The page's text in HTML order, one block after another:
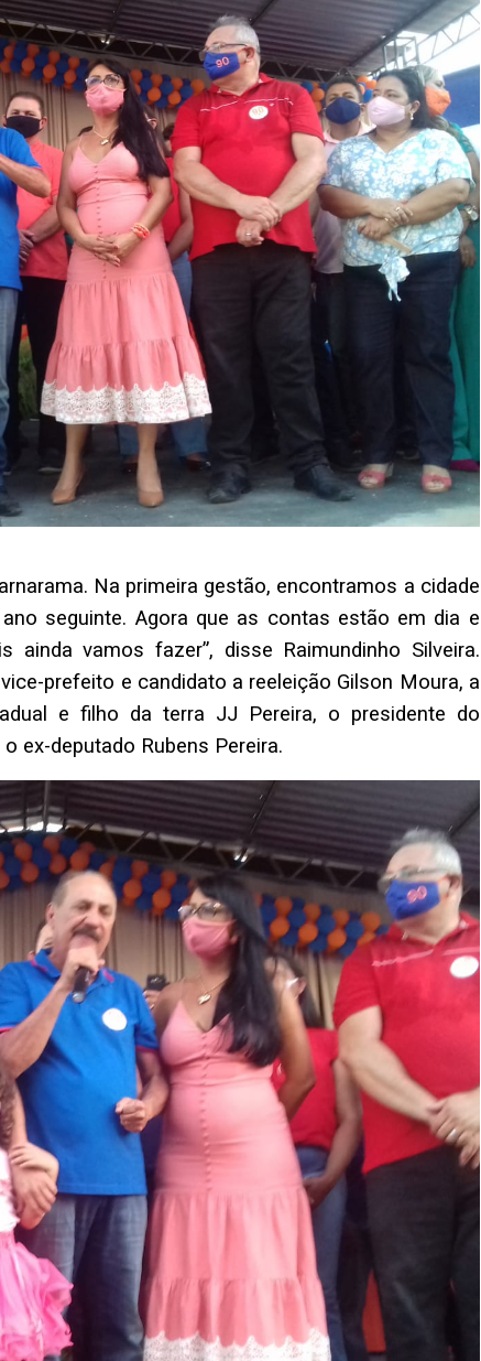
Na primeira gestão, encontramos a cidade
seguinte. Agora que as contas estão em dia e
vamos fazer”, disse Raimundinho Silveira.
prefeito e candidato a reeleição Gilson Moura, a
e filho da terra JJ Pereira, o presidente do
ex-deputado Rubens Pereira.